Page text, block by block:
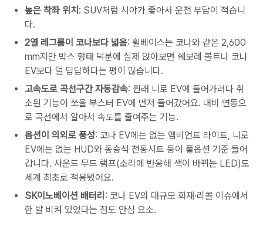
높은 착좌 위치 : SUV처럼 시야가 좋아서 운전 부담이 적습니
다.
2열 레그룸이 코나보다 넓음: 휠베이스는 코나와 같은 2,600
mm지만 박스 형태 덕분에 실제 앉아보면 쉐보레 볼트나 코나
EV보다 덜 답답하다는 평이 많습니다.
고속도로 곡선구간 자동감속: 원래 니로 EV에 들어가려다 취
소된 기능이 쏘울 부스터 EV에 먼저 들어갔어요. 내비 연동으
로 곡선에서 알아서 속도를 줄여주는 기능.
옵션이 의외로 풍성: 코나 EV에는 없는 앰비언트 라이트, 니로
EV에는 없는 HUD와 동승석 전동시트 등이 풀옵션 기준 들어
갑니다. 사운드 무드 램프(소리에 반응해 색이 바뀌는 LED)도
세계 최초로 적용됐어요.
SK이노베이션 배터리 : 코나 EV의 대규모 화재·리콜 이슈에서
한 발 비켜 있었다는 점도 안심 요소.